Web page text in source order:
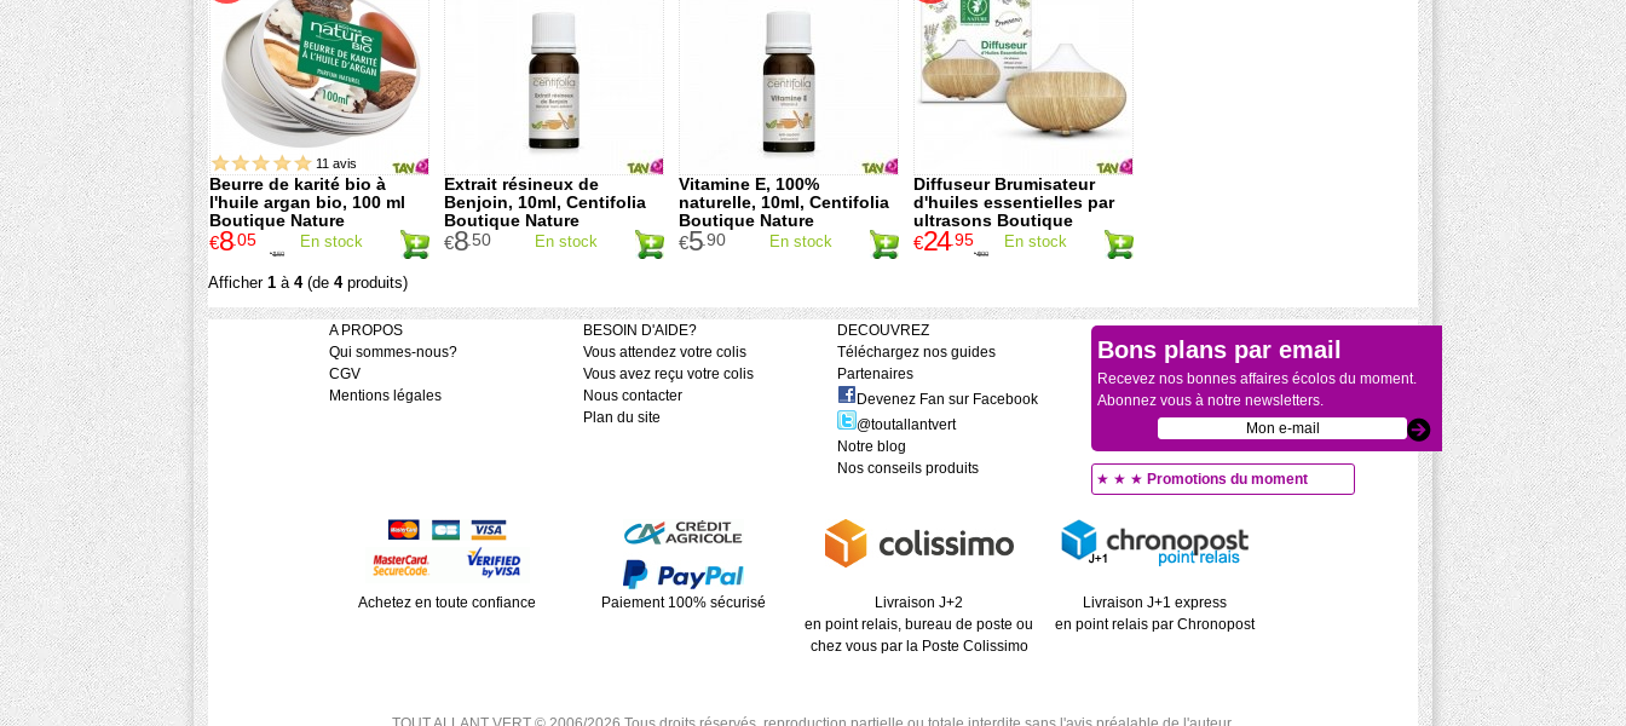
Beurre de karité bio à
l'huile argan bio, 100 ml
Boutique Nature
€11.50
€8.05 En stock
11 avis
Extrait résineux de
Benjoin, 10ml, Centifolia
Boutique Nature
€8.50 En stock
Vitamine E, 100%
naturelle, 10ml, Centifolia
Boutique Nature
€5.90 En stock
Diffuseur Brumisateur
d'huiles essentielles par
ultrasons Boutique
Nature
€49.90
€24 .95 En stock
Afficher 1 à 4(de 4produits)
A PROPOS
Qui sommes-nous?
CGV
Mentions légales
BESOIN D'AIDE?
Vous attendez votre colis
Vous avez reçu votre colis
Nous contacter
Plan du site
DECOUVREZ
Téléchargez nos guides
Partenaires
Devenez Fan sur Facebook
@toutallantvert
Notre blog
Nos conseils produits
Bons plans par email
Recevez nos bonnes affaires écolos du moment.
Abonnez vous à notre newsletters.
★ ★ ★ Promotions du moment
Achetez en toute confiance Paiement 100% sécurisé
Livraison J+2
en point relais, bureau de poste ou
chez vous par la Poste Colissimo
Livraison J+1 express
en point relais par Chronopost